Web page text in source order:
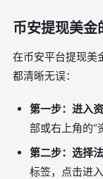
币安提现美金
在币安平台提现美
都清晰无误：
第一步：进入
部或右上角的“
第二步：选择
标签，点击进